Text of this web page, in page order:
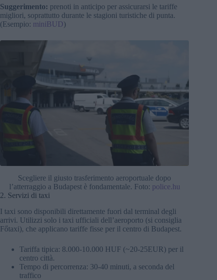
Suggerimento: prenoti in anticipo per assicurarsi le tariffe
migliori, soprattutto durante le stagioni turistiche di punta.
(Esempio: miniBUD)
Scegliere il giusto trasferimento aeroportuale dopo
l’atterraggio a Budapest è fondamentale. Foto: police.hu
2. Servizi di taxi
I taxi sono disponibili direttamente fuori dal terminal degli
arrivi. Utilizzi solo i taxi ufficiali dell’aeroporto (si consiglia
Főtaxi), che applicano tariffe fisse per il centro di Budapest.
Tariffa tipica: 8.000-10.000 HUF (~20-25EUR) per il
centro città.
Tempo di percorrenza: 30-40 minuti, a seconda del
traffico